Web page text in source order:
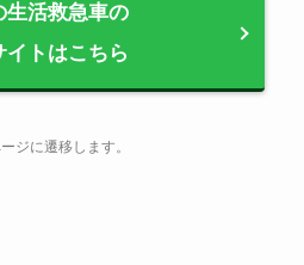
生活救急車の
イトはこちら
ジに遷移します。